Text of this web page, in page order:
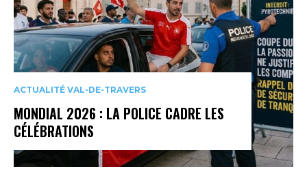
ACTUALITÉ VAL-DE-TRAVERS
MONDIAL 2026 : LA POLICE CADRE LES
CÉLÉBRATIONS